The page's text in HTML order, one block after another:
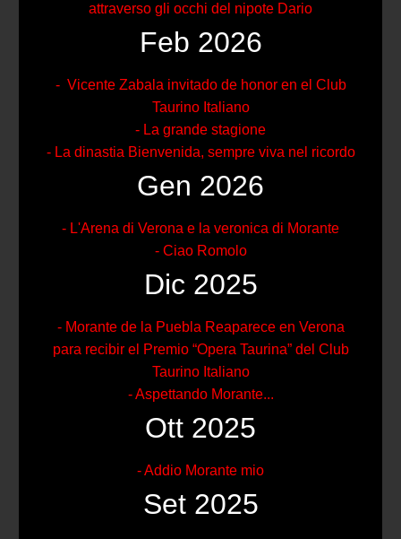
attraverso gli occhi del nipote Dario
Feb 2026
- Vicente Zabala invitado de honor en el Club
Taurino Italiano
- La grande stagione
- La dinastia Bienvenida, sempre viva nel ricordo
Gen 2026
- L'Arena di Verona e la veronica di Morante
- Ciao Romolo
Dic 2025
- Morante de la Puebla Reaparece en Verona
para recibir el Premio “Opera Taurina” del Club
Taurino Italiano
- Aspettando Morante...
Ott 2025
- Addio Morante mio
Set 2025